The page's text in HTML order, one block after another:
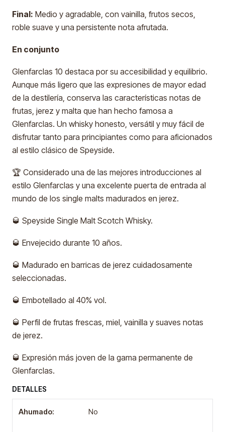
Final: Medio y agradable, con vainilla, frutos secos,
roble suave y una persistente nota afrutada.
En conjunto
Glenfarclas 10 destaca por su accesibilidad y equilibrio.
Aunque más ligero que las expresiones de mayor edad
de la destilería, conserva las características notas de
frutas, jerez y malta que han hecho famosa a
Glenfarclas. Un whisky honesto, versátil y muy fácil de
disfrutar tanto para principiantes como para aficionados
al estilo clásico de Speyside.
🏆 Considerado una de las mejores introducciones al
estilo Glenfarclas y una excelente puerta de entrada al
mundo de los single malts madurados en jerez.
🥃 Speyside Single Malt Scotch Whisky.
🥃 Envejecido durante 10 años.
🥃 Madurado en barricas de jerez cuidadosamente
seleccionadas.
🥃 Embotellado al 40% vol.
🥃 Perfil de frutas frescas, miel, vainilla y suaves notas
de jerez.
🥃 Expresión más joven de la gama permanente de
Glenfarclas.
DETALLES
Ahumado: No